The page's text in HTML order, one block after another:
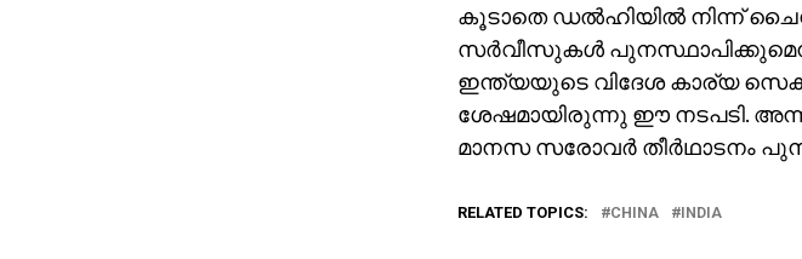
കൂടാതെ ഡല്‍ഹിയില്‍ നിന്ന്
സര്‍വീസുകള്‍
ഇന്ത്യയുടെ വിദേശ കാര്യ
ശേഷമായിരുന്നു ഈ നടപടി.
മാനസ സരോവര്‍ തീര്‍ഥാടനം
RELATED TOPICS: CHINA INDIA